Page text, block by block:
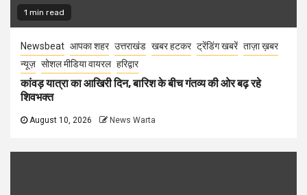
1 min read
Newsbeat आपका शहर उत्तराखंड खबर हटकर ट्रेंडिंग खबरें ताज़ा ख़बर
न्यूज़ सोशल मीडिया वायरल हरिद्वार
कांवड़ यात्रा का आखिरी दिन, बारिश के बीच गंतव्य की ओर बढ़ रहे
शिवभक्त
August 10, 2026 News Warta